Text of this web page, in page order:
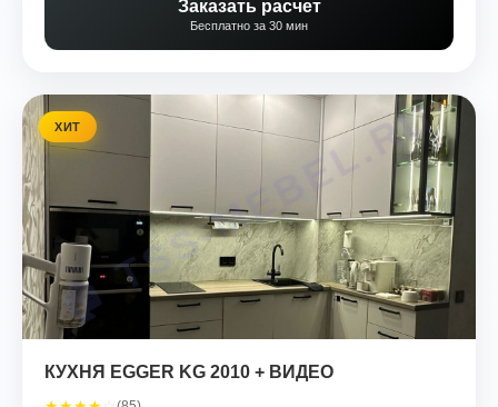
Заказать расчет
Бесплатно за 30 мин
ХИТ
КУХНЯ EGGER KG 2010 + ВИДЕО